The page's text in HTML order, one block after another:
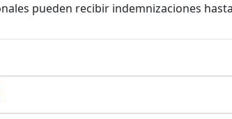
pueden recibir indemnizaciones